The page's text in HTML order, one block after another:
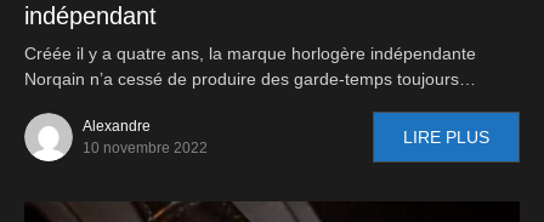
indépendant
Créée il y a quatre ans, la marque horlogère indépendante
Norqain n’a cessé de produire des garde-temps toujours…
Alexandre
10 novembre 2022
LIRE PLUS